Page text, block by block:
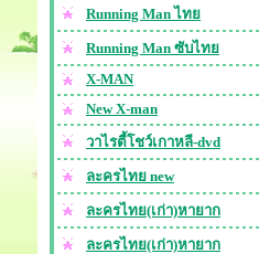
Running Man ไทย
Running Man ซับไทย
X-MAN
New X-man
วาไรตี้โชว์เกาหลี-dvd
ละครไทย new
ละครไทย(เก่า)หายาก
ละครไทย(เก่า)หายาก